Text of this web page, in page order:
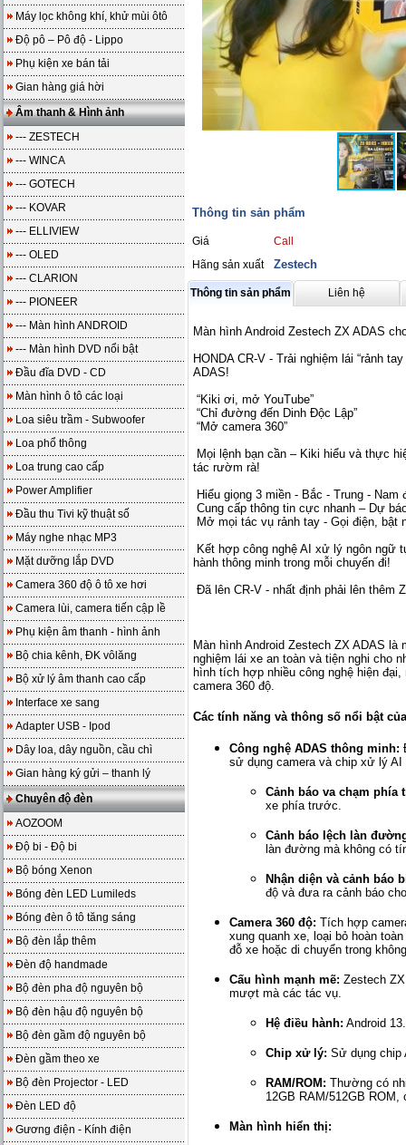
Máy lọc không khí, khử mùi ôtô
Độ pô – Pô độ - Lippo
Phụ kiện xe bán tải
Gian hàng giá hời
Âm thanh & Hình ảnh
--- ZESTECH
--- WINCA
--- GOTECH
--- KOVAR
--- ELLIVIEW
--- OLED
--- CLARION
--- PIONEER
--- Màn hình ANDROID
--- Màn hình DVD nổi bật
Đầu đĩa DVD - CD
Màn hình ô tô các loại
Loa siêu trầm - Subwoofer
Loa phổ thông
Loa trung cao cấp
Power Amplifier
Đầu thu Tivi kỹ thuật số
Máy nghe nhạc MP3
Mặt dưỡng lắp DVD
Camera 360 độ ô tô xe hơi
Camera lùi, camera tiến cập lề
Phụ kiện âm thanh - hình ảnh
Bộ chia kênh, ĐK vôlăng
Bộ xử lý âm thanh cao cấp
Interface xe sang
Adapter USB - Ipod
Dây loa, dây nguồn, cầu chì
Gian hàng ký gửi – thanh lý
Chuyên độ đèn
AOZOOM
Độ bi - Độ bi
Bộ bóng Xenon
Bóng đèn LED Lumileds
Bóng đèn ô tô tăng sáng
Bộ đèn lắp thêm
Đèn độ handmade
Bộ đèn pha độ nguyên bộ
Bộ đèn hậu độ nguyên bộ
Bộ đèn gầm độ nguyên bộ
Đèn gầm theo xe
Bộ đèn Projector - LED
Đèn LED độ
Gương điện - Kính điện
Thông tin sản phẩm
Giá
Call
Hãng sản xuất
Zestech
Thông tin sản phẩm Liên hệ
Màn hình Android Zestech ZX ADAS
HONDA CR-V - Trải nghiệm lái “rảnh
ADAS!
“Kiki ơi, mở YouTube”
“Chỉ đường đến Dinh Độc Lập”
“Mở camera 360”
Mọi lệnh bạn cần – Kiki hiểu và thực
tác rườm rà!
Hiểu giọng 3 miền - Bắc - Trung - Nam
Cung cấp thông tin cực nhanh – Dự
Mở mọi tác vụ rảnh tay - Gọi điện,
Kết hợp công nghệ AI xử lý ngôn ngữ
hành thông minh trong mỗi chuyến đi!
Đã lên CR-V - nhất định phải lên thêm
Màn hình Android Zestech ZX ADAS
nghiệm lái xe an toàn và tiện nghi cho
hình tích hợp nhiều công nghệ hiện
camera 360 độ.
Các tính năng và thông số nổi bật
Công nghệ ADAS thông minh:
sử dụng camera và chip xử lý
Cảnh báo va chạm phía
xe phía trước.
Cảnh báo lệch làn
làn đường mà không có
Nhận diện và cảnh báo
độ và đưa ra cảnh báo
Camera 360 độ: Tích hợp
xung quanh xe, loại bỏ hoàn
đỗ xe hoặc di chuyển trong
Cấu hình mạnh mẽ: Zestech
mượt mà các tác vụ.
Hệ điều hành: Android
Chip xử lý: Sử dụng chip
RAM/ROM: Thường có
12GB RAM/512GB
Màn hình hiển thị: